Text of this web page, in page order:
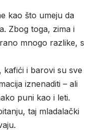
kao što umeju da
Zbog toga, zima i
mnogo razlike, s
kafići i barovi su sve
iznenaditi – ali
puni kao i leti.
taj mladalački